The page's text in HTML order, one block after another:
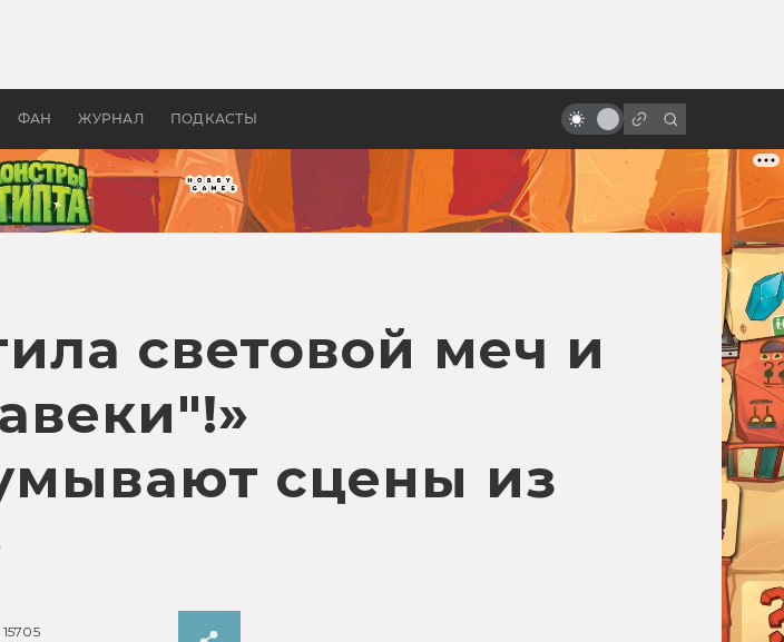
ФАН ЖУРНАЛ ПОДКАСТЫ
бы «Властелина колец»
сцены и альтернативный финал
световой меч и
сцены из
15705